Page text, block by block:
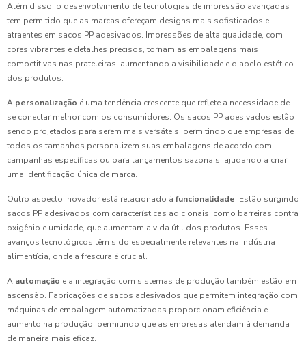
Além disso, o desenvolvimento de tecnologias de impressão avançadas
tem permitido que as marcas ofereçam designs mais sofisticados e
atraentes em sacos PP adesivados. Impressões de alta qualidade, com
cores vibrantes e detalhes precisos, tornam as embalagens mais
competitivas nas prateleiras, aumentando a visibilidade e o apelo estético
dos produtos.
A personalização é uma tendência crescente que reflete a necessidade de
se conectar melhor com os consumidores. Os sacos PP adesivados estão
sendo projetados para serem mais versáteis, permitindo que empresas de
todos os tamanhos personalizem suas embalagens de acordo com
campanhas específicas ou para lançamentos sazonais, ajudando a criar
uma identificação única de marca.
Outro aspecto inovador está relacionado à funcionalidade. Estão surgindo
sacos PP adesivados com características adicionais, como barreiras contra
oxigênio e umidade, que aumentam a vida útil dos produtos. Esses
avanços tecnológicos têm sido especialmente relevantes na indústria
alimentícia, onde a frescura é crucial.
A automação e a integração com sistemas de produção também estão em
ascensão. Fabricações de sacos adesivados que permitem integração com
máquinas de embalagem automatizadas proporcionam eficiência e
aumento na produção, permitindo que as empresas atendam à demanda
de maneira mais eficaz.